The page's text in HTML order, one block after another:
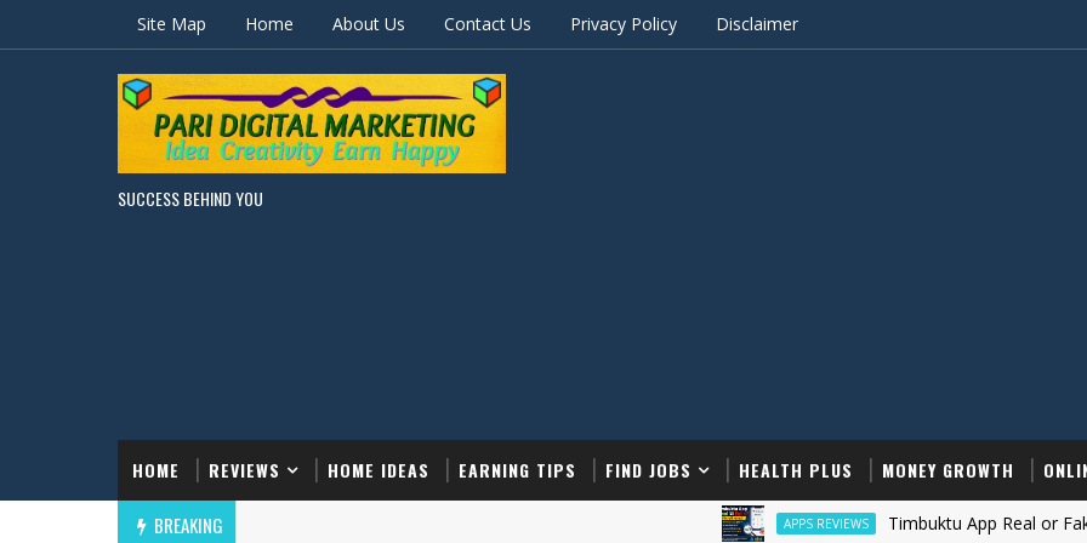
Site Map Home About Us Contact Us Privacy Policy Disclaimer
SUCCESS BEHIND YOU
HOME REVIEWS HOME IDEAS EARNING TIPS FIND JOBS HEALTH PLUS MONEY GROWTH
BREAKING APPS REVIEWS Timbuktu App Real or Fake in